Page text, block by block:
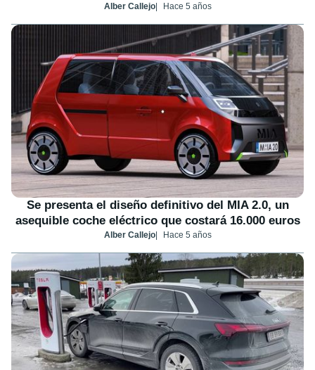
Alber Callejo Hace 5 años
Se presenta el diseño definitivo del MIA 2.0, un
asequible coche eléctrico que costará 16.000 euros
Alber Callejo Hace 5 años